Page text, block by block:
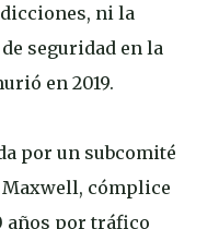
ni la
seguridad en la
en 2019.
por un subcomité
cómplice
años por tráfico